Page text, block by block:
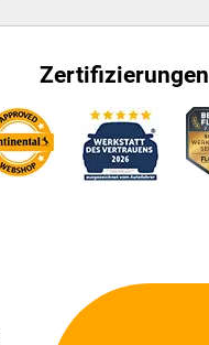
Zertifizierungen